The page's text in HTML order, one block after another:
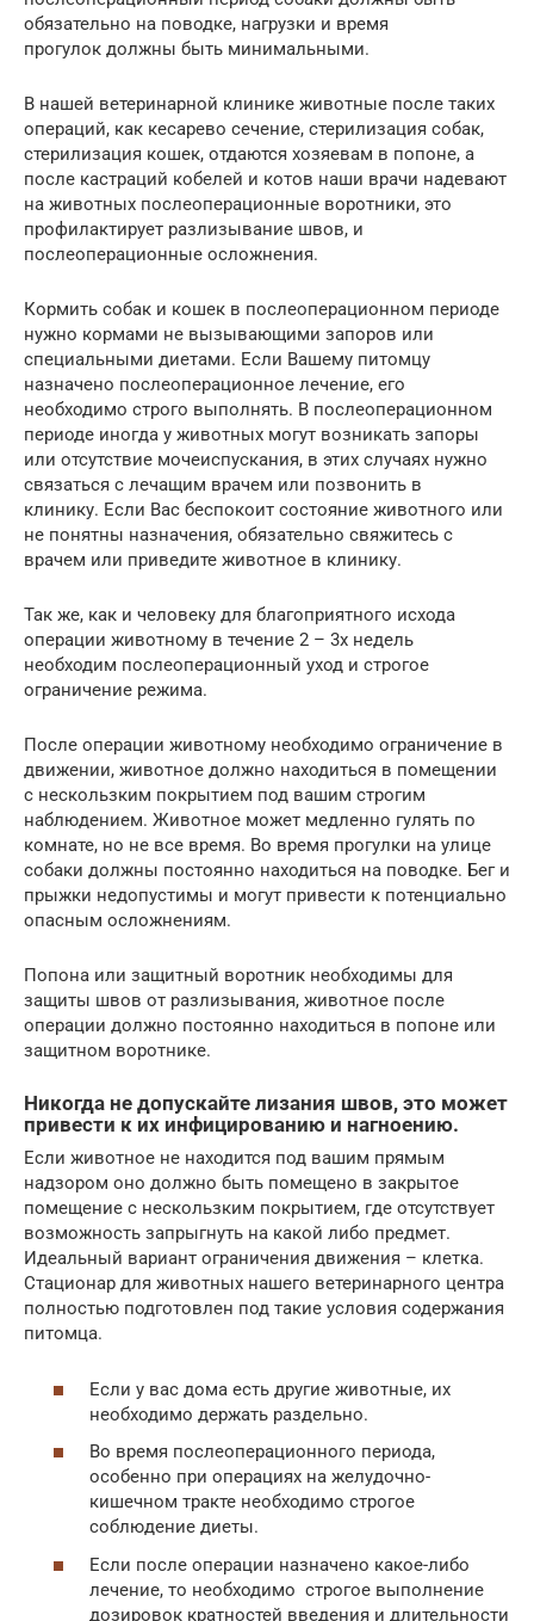
обязательно на поводке, нагрузки и время
прогулок должны быть минимальными.
В нашей ветеринарной клинике животные после таких
операций, как кесарево сечение, стерилизация собак,
стерилизация кошек, отдаются хозяевам в попоне, а
после кастраций кобелей и котов наши врачи надевают
на животных послеоперационные воротники, это
профилактирует разлизывание швов, и
послеоперационные осложнения.
Кормить собак и кошек в послеоперационном периоде
нужно кормами не вызывающими запоров или
специальными диетами. Если Вашему питомцу
назначено послеоперационное лечение, его
необходимо строго выполнять. В послеоперационном
периоде иногда у животных могут возникать запоры
или отсутствие мочеиспускания, в этих случаях нужно
связаться с лечащим врачем или позвонить в
клинику. Если Вас беспокоит состояние животного или
не понятны назначения, обязательно свяжитесь с
врачем или приведите животное в клинику.
Так же, как и человеку для благоприятного исхода
операции животному в течение 2 – 3х недель
необходим послеоперационный уход и строгое
ограничение режима.
После операции животному необходимо ограничение в
движении, животное должно находиться в помещении
с нескользким покрытием под вашим строгим
наблюдением. Животное может медленно гулять по
комнате, но не все время. Во время прогулки на улице
собаки должны постоянно находиться на поводке. Бег и
прыжки недопустимы и могут привести к потенциально
опасным осложнениям.
Попона или защитный воротник необходимы для
защиты швов от разлизывания, животное после
операции должно постоянно находиться в попоне или
защитном воротнике.
Никогда не допускайте лизания швов, это может
привести к их инфицированию и нагноению.
Если животное не находится под вашим прямым
надзором оно должно быть помещено в закрытое
помещение с нескользким покрытием, где отсутствует
возможность запрыгнуть на какой либо предмет.
Идеальный вариант ограничения движения – клетка.
Стационар для животных нашего ветеринарного центра
полностью подготовлен под такие условия содержания
питомца.
Если у вас дома есть другие животные, их
необходимо держать раздельно.
Во время послеоперационного периода,
особенно при операциях на желудочно-
кишечном тракте необходимо строгое
соблюдение диеты.
Если после операции назначено какое-либо
лечение, то необходимо строгое выполнение
дозировок кратностей введения и длительности